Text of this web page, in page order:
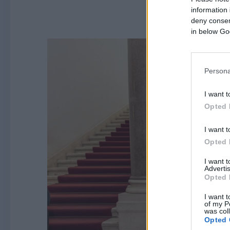
information
deny
in below
I want
Opted
I want
Opted
I want
Opted
I want
of my
was
Opted